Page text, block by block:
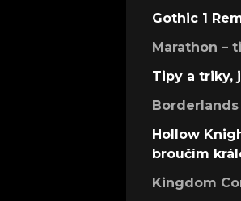
Gothic 1
Marathon –
Tipy a triky,
Hollow
broučím
Kingdom